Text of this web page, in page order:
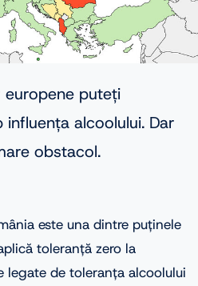
puteți
alcoolului. Dar
obstacol.
este una dintre puținele
toleranță zero la
legate de toleranța alcoolului